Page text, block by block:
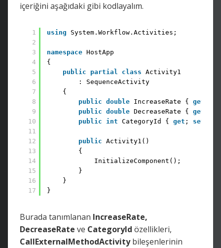
içeriğini aşağıdaki gibi kodlayalım.
1
2
3
4
5
6
7
8
9
10
11
12
13
14
15
16
17
using System.Workflow.Activities;
namespace HostApp
{
public
partial class Activity1
: SequenceActivity
{
public double IncreaseRate { get
public double DecreaseRate { get
public int CategoryId { get ; set
public Activity1()
{
InitializeComponent();
}
}
}
Burada tanımlanan IncreaseRate,
DecreaseRate ve CategoryId özellikleri,
CallExternalMethodActivitybileşenlerinin